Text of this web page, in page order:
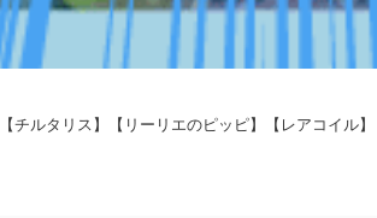
チルタリス】【リーリエのピッピ】【レアコイ